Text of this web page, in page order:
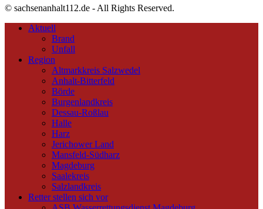
© sachsenanhalt112.de - All Rights Reserved.
Aktuell
Brand
Unfall
Region
Altmarkkreis Salzwedel
Anhalt-Bitterfeld
Börde
Burgenlandkreis
Dessau-Roßlau
Halle
Harz
Jerichower Land
Mansfeld-Südharz
Magdeburg
Saalekreis
Salzlandkreis
Retter stellen sich vor